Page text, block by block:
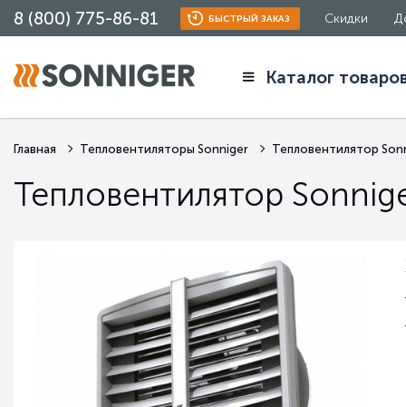
8 (800) 775-86-81 БЫСТРЫЙ ЗАКАЗ Скидки
Каталог
Главная Тепловентиляторы Sonniger Тепловентилятор
Тепловентилятор